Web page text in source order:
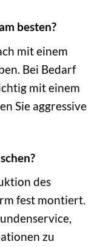
besten?
mit einem
Bei Bedarf
mit einem
Sie aggressive
des
fest montiert.
zu